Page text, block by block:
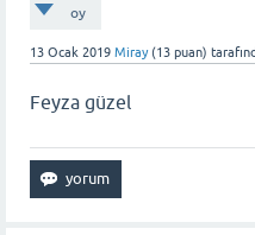
oy
13 Ocak 2019 Miray (13 puan)
Feyza güzel